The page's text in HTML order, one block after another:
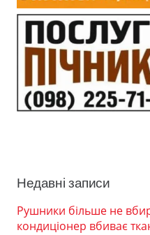
Недавні записи
Рушники більше не
кондиціонер вбиває